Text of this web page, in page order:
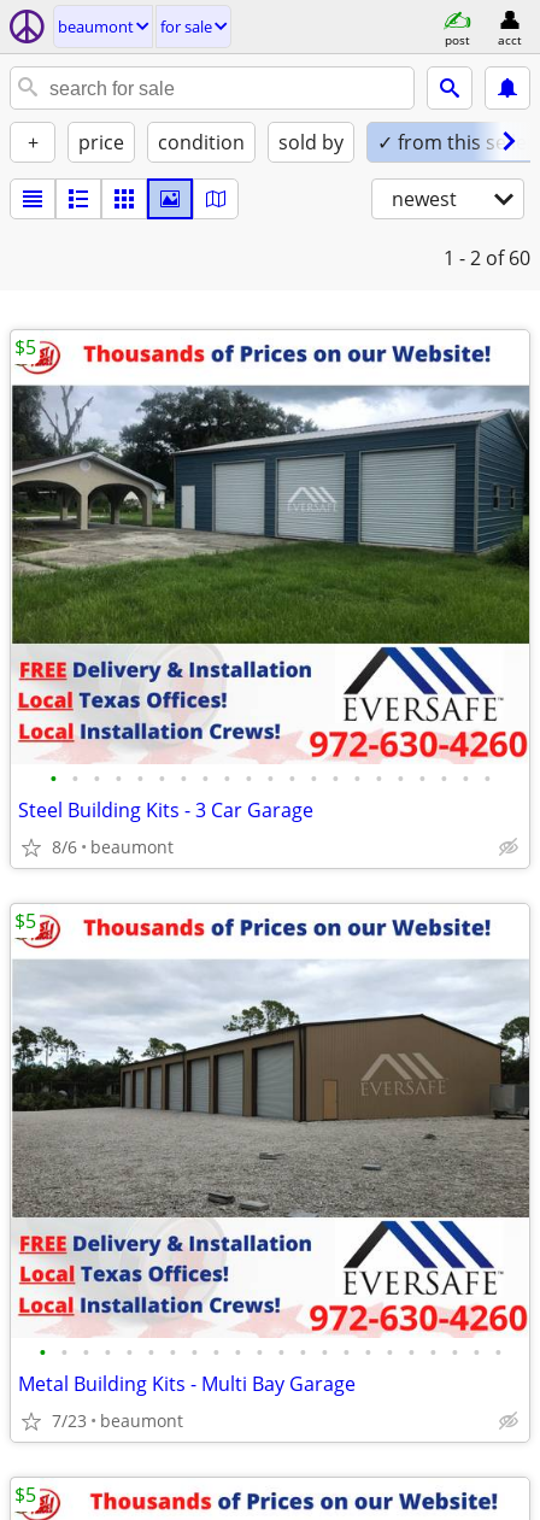
beaumont for sale
post acct
+ price condition sold by ✓ from this seller
newest
1 - 2 of 60
• • • • • • • • • • • • • • • • • • • • •
Steel Building Kits - 3 Car Garage
8/6 beaumont
$5
• • • • • • • • • • • • • • • • • • • • • •
Metal Building Kits - Multi Bay Garage
7/23 beaumont
$5
$5